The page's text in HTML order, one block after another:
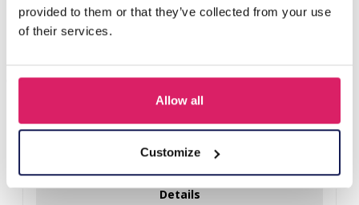
provided to them or that they’ve collected from your use
of their services.
Allow all
Customize
Q-D7.2 T2405-016 Knitted Positive Chicken 8.5cm
Login voor prijzen
Details